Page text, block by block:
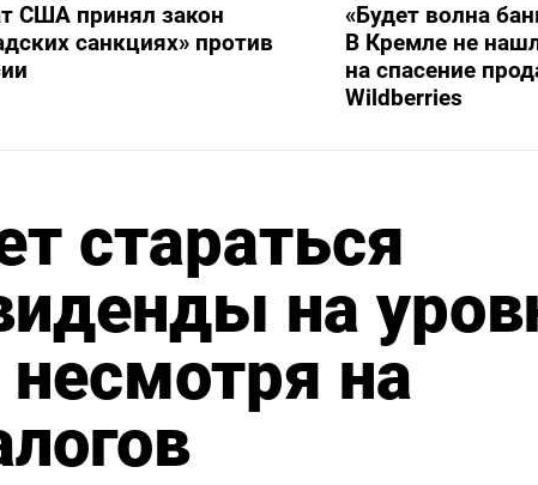
США принял закон
санкциях» против
«Будет волна
В Кремле не
на спасение
Wildberries
стараться
на
на